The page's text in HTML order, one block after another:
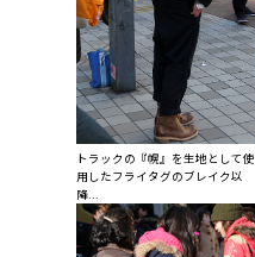
トラックの『幌』を生地として使
用したフライタグのブレイク以
降...